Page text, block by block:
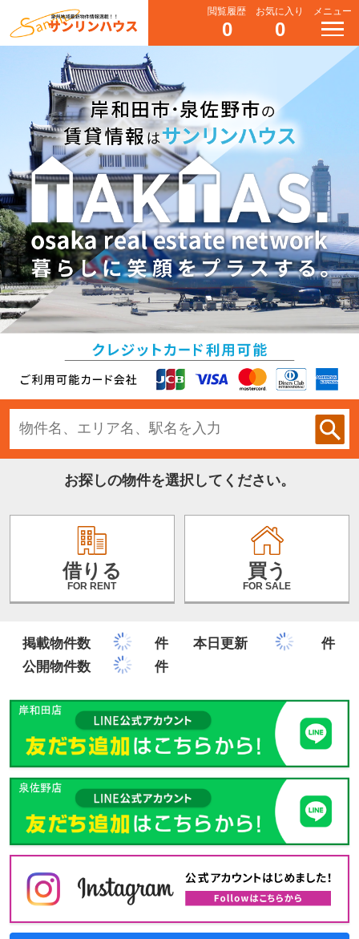
閲覧履歴
0
お気に入り
0
メニュー
お探しの物件を選択してください。
借りる
FOR RENT
買う
FOR SALE
掲載物件数 件 本日更新
件
公開物件数
件